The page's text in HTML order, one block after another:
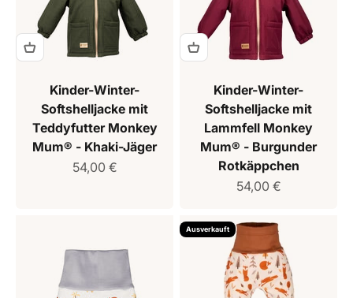
Kinder-Winter-
Softshelljacke mit
Teddyfutter Monkey
Mum® - Khaki-Jäger
Verkaufspreis
54,00 €
Kinder-Winter-
Softshelljacke mit
Lammfell Monkey
Mum® - Burgunder
Rotkäppchen
Verkaufspreis
54,00 €
Ausverkauft